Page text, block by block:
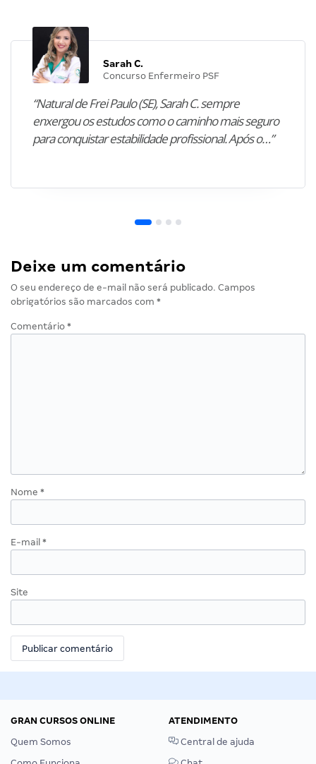
Sarah C.
Concurso Enfermeiro PSF
“Natural de Frei Paulo (SE), Sarah C. sempre
enxergou os estudos como o caminho mais seguro
para conquistar estabilidade profissional. Após o…”
Deixe um comentário
O seu endereço de e-mail não será publicado. Campos
obrigatórios são marcados com *
Comentário *
Nome *
E-mail *
Site
GRAN CURSOS ONLINE
Quem Somos
ATENDIMENTO
Central de ajuda